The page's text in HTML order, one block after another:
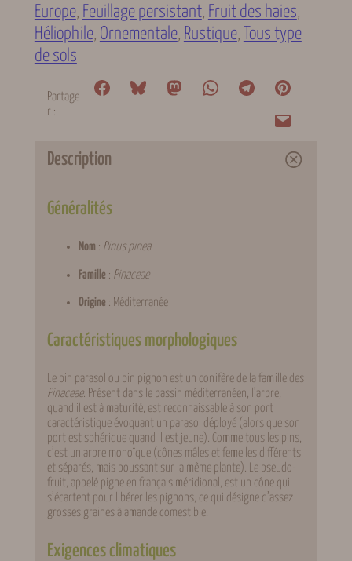
Europe, Feuillage persistant, Fruit des haies
Héliophile, Ornementale, Rustique, Tous type
de sols
Partage
r :
Description
Généralités
Nom : Pinus pinea
Famille : Pinaceae
Origine : Méditerranée
Caractéristiques morphologiques
Le pin parasol ou pin pignon est un conifère de la famille des
Pinaceae. Présent dans le bassin méditerranéen, l’arbre,
quand il est à maturité, est reconnaissable à son port
caractéristique évoquant un parasol déployé (alors que son
port est sphérique quand il est jeune). Comme tous les pins,
c’est un arbre monoïque (cônes mâles et femelles différents
et séparés, mais poussant sur la même plante). Le pseudo-
fruit, appelé pigne en français méridional, est un cône qui
s’écartent pour libérer les pignons, ce qui désigne d’assez
grosses graines à amande comestible.
Exigences climatiques